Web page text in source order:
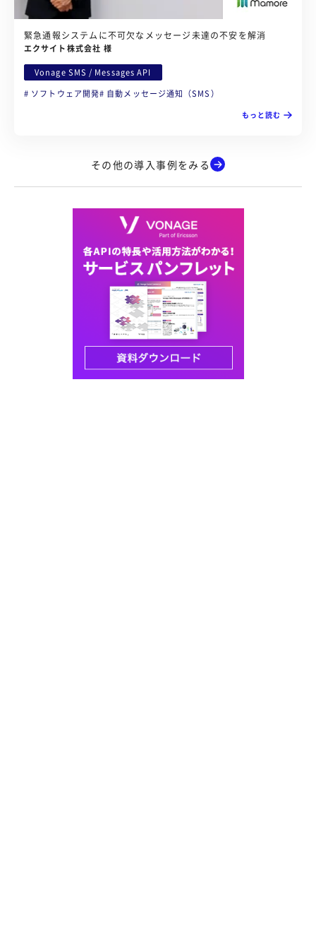
緊急通報システムに不可欠なメッセージ未達の不安を解消
エクサイト株式会社 様
Vonage SMS / Messages API
ソフトウェア開発
自動メッセージ通知（SMS）
もっと読む
その他の導入事例をみる